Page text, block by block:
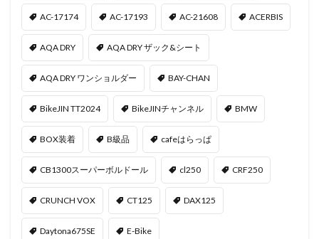
AC-17174 AC-17193 AC-21608 ACERBIS
AQA DRY AQA DRY ザック&シート
AQA DRY ワンショルダー BAY-CHAN
BikeJIN TT2024 BikeJINチャンネル BMW
BOX装着 B級品 cafeはらっぱ
CB1300スーパーボルドール cl250 CRF250
CRUNCH VOX CT125 DAX125
Daytona675SE E-Bike